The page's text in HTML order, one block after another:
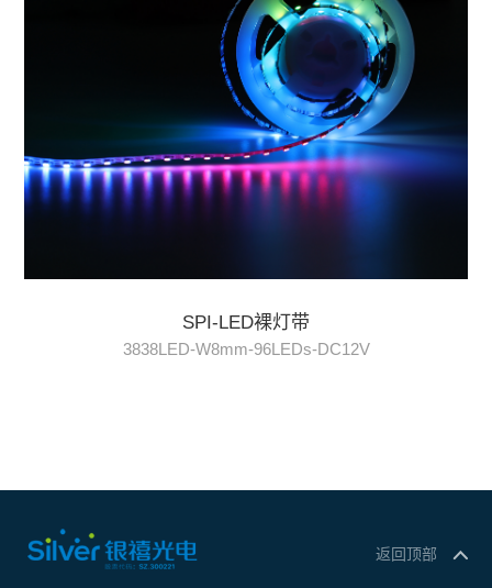
SPI-LED裸灯带
3838LED-W8mm-96LEDs-DC12V
返回顶部